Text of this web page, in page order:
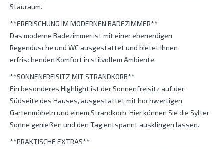
Stauraum.
**ERFRISCHUNG IM MODERNEN BADEZIMMER**
Das moderne Badezimmer ist mit einer ebenerdigen
Regendusche und WC ausgestattet und bietet Ihnen
erfrischenden Komfort in stilvollem Ambiente.
**SONNENFREISITZ MIT STRANDKORB**
Ein besonderes Highlight ist der Sonnenfreisitz auf der
Südseite des Hauses, ausgestattet mit hochwertigen
Gartenmöbeln und einem Strandkorb. Hier können Sie die Sylter
Sonne genießen und den Tag entspannt ausklingen lassen.
**PRAKTISCHE EXTRAS**